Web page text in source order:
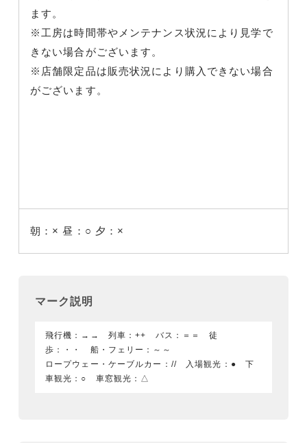
ます。
※工房は時間帯やメンテナンス状況により見学で
きない場合がございます。
※店舗限定品は販売状況により購入できない場合
がございます。
朝：× 昼：○ 夕：×
マーク説明
飛行機：→→ 列車：++ バス：＝＝ 徒
歩：・・ 船・フェリー：～～
ロープウェー・ケーブルカー：// 入場観光：● 下
車観光：○ 車窓観光：△